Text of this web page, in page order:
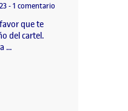
publicación
8 junio, 2023 11:17 pm
-1 comentario
que te
del cartel.
…